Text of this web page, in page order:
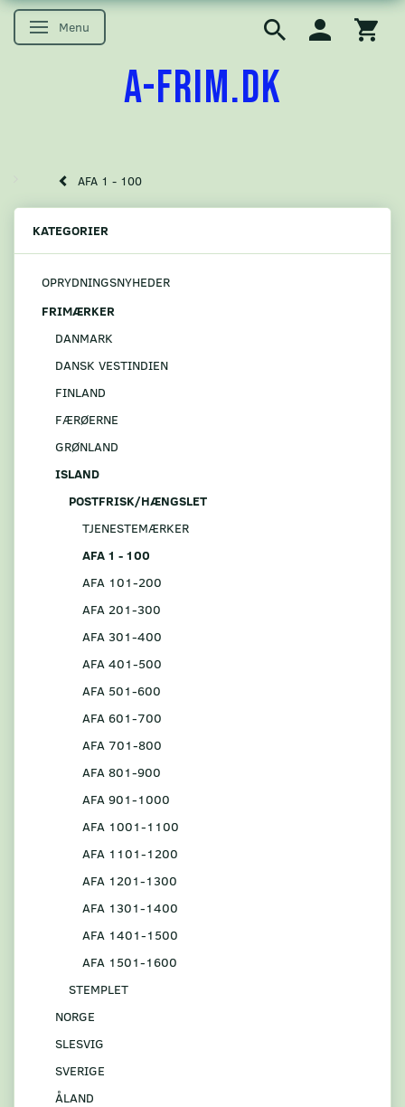
Skifte navigation
Menu
A-FRIM.DK
AFA 1 - 100
KATEGORIER
OPRYDNINGSNYHEDER
FRIMÆRKER
DANMARK
DANSK VESTINDIEN
FINLAND
FÆRØERNE
GRØNLAND
ISLAND
POSTFRISK/HÆNGSLET
TJENESTEMÆRKER
AFA 1 - 100
AFA 101-200
AFA 201-300
AFA 301-400
AFA 401-500
AFA 501-600
AFA 601-700
AFA 701-800
AFA 801-900
AFA 901-1000
AFA 1001-1100
AFA 1101-1200
AFA 1201-1300
AFA 1301-1400
AFA 1401-1500
AFA 1501-1600
STEMPLET
NORGE
SLESVIG
SVERIGE
ÅLAND